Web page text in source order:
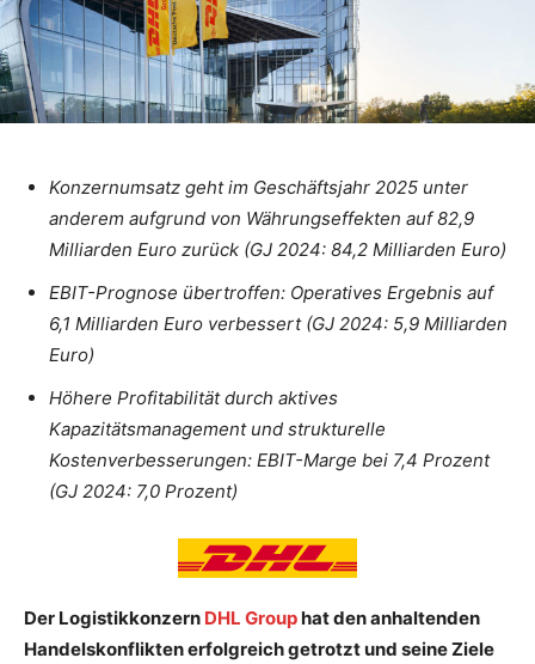
Konzernumsatz geht im Geschäftsjahr 2025 unter
anderem aufgrund von Währungseffekten auf 82,9
Milliarden Euro zurück (GJ 2024: 84,2 Milliarden Euro)
EBIT-Prognose übertroffen: Operatives Ergebnis auf
6,1 Milliarden Euro verbessert (GJ 2024: 5,9 Milliarden
Euro)
Höhere Profitabilität durch aktives
Kapazitätsmanagement und strukturelle
Kostenverbesserungen: EBIT-Marge bei 7,4 Prozent
(GJ 2024: 7,0 Prozent)
Der Logistikkonzern DHL Grouphat den anhaltenden
Handelskonflikten erfolgreich getrotzt und seine Ziele